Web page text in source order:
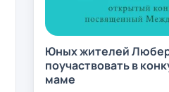
Юных жителей
поучаствовать в
маме